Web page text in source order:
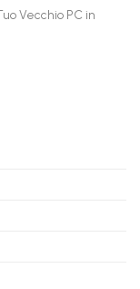
Vecchio PC in